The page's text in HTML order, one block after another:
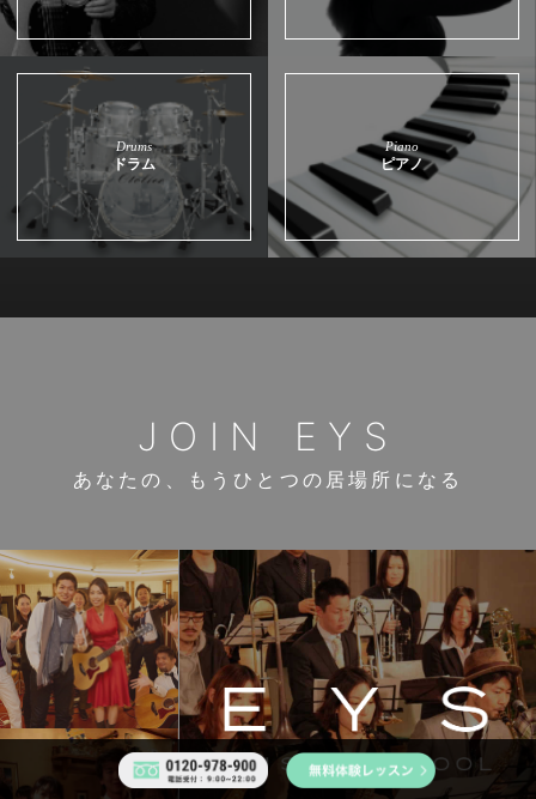
Drums
ドラム
Piano
ピアノ
JOIN EYS
あなたの、もうひとつの居場所になる